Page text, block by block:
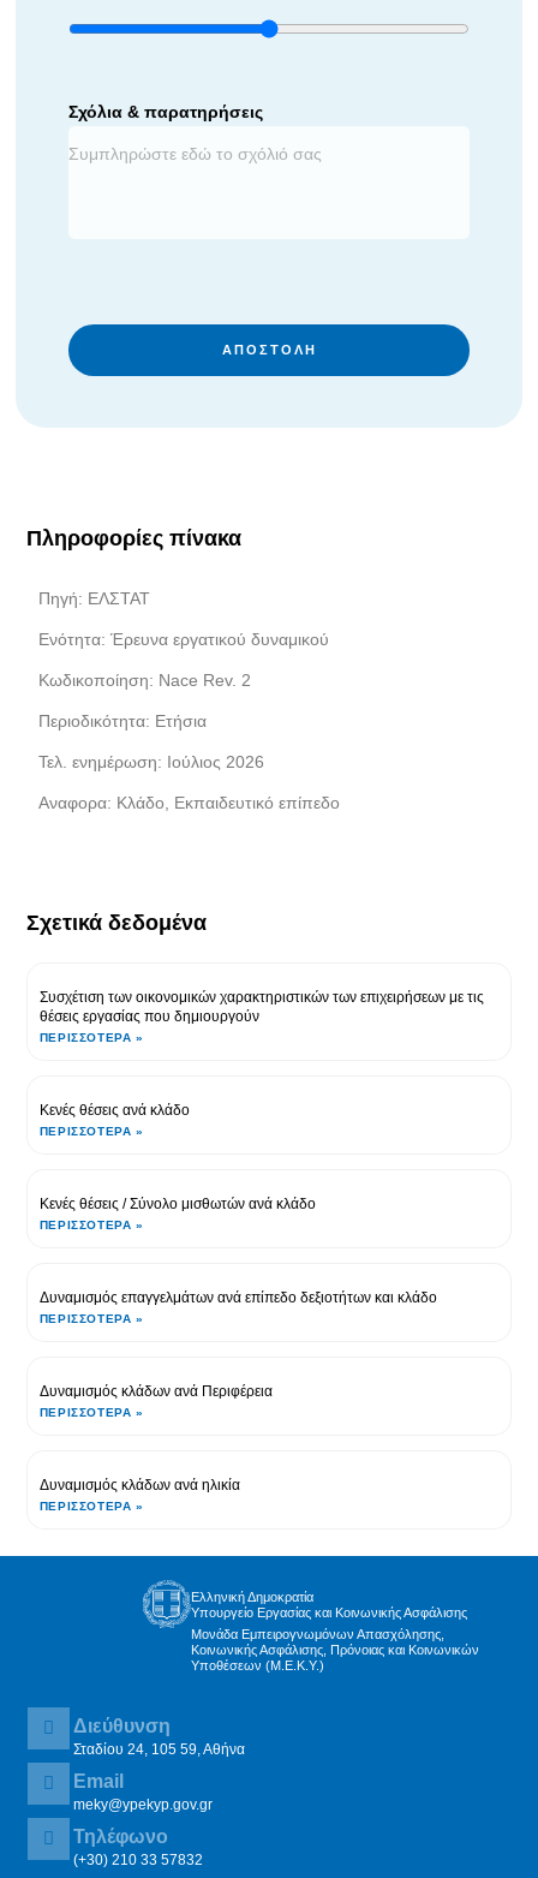
Σχόλια & παρατηρήσεις
ΑΠΟΣΤΟΛΉ
Πληροφορίες πίνακα
Πηγή: ΕΛΣΤΑΤ
Ενότητα: Έρευνα εργατικού δυναμικού
Κωδικοποίηση: Nace Rev. 2
Περιοδικότητα: Ετήσια
Τελ. ενημέρωση: Ιούλιος 2026
Αναφορα: Κλάδο, Εκπαιδευτικό επίπεδο
Σχετικά δεδομένα
Συσχέτιση των οικονομικών χαρακτηριστικών των επιχειρήσεων με τις
θέσεις εργασίας που δημιουργούν
ΠΕΡΙΣΣΌΤΕΡΑ »
Κενές θέσεις ανά κλάδο
ΠΕΡΙΣΣΌΤΕΡΑ »
Κενές θέσεις / Σύνολο μισθωτών ανά κλάδο
ΠΕΡΙΣΣΌΤΕΡΑ »
Δυναμισμός επαγγελμάτων ανά επίπεδο δεξιοτήτων και κλάδο
ΠΕΡΙΣΣΌΤΕΡΑ »
Δυναμισμός κλάδων ανά Περιφέρεια
ΠΕΡΙΣΣΌΤΕΡΑ »
Δυναμισμός κλάδων ανά ηλικία
ΠΕΡΙΣΣΌΤΕΡΑ »
Ελληνική Δημοκρατία
Υπουργείο Εργασίας και Κοινωνικής Ασφάλισης
Μονάδα Εμπειρογνωμόνων Απασχόλησης,
Κοινωνικής Ασφάλισης, Πρόνοιας και Κοινωνικών
Υποθέσεων (Μ.Ε.Κ.Υ.)
Διεύθυνση
Σταδίου 24, 105 59, Αθήνα
Email
meky@ypekyp.gov.gr
Τηλέφωνο
(+30) 210 33 57832